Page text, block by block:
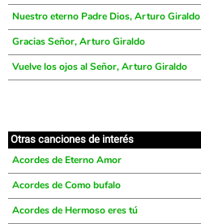
Nuestro eterno Padre Dios, Arturo Giraldo
Gracias Señor, Arturo Giraldo
Vuelve los ojos al Señor, Arturo Giraldo
Otras canciones de interés
Acordes de Eterno Amor
Acordes de Como bufalo
Acordes de Hermoso eres tú